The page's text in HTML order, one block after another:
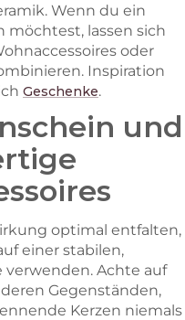
Wenn du ein
möchtest, lassen sich
oder
Inspiration
Geschenke.
und
optimal entfalten,
einer stabilen,
Achte auf
Gegenständen,
Kerzen niemals